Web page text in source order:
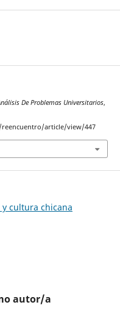
De Problemas Universitarios,
article/view/447
y cultura chicana
autor/a